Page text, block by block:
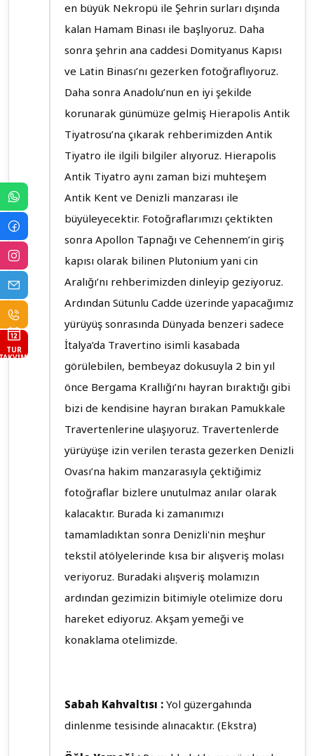
TUR
en büyük Nekropü ile Şehrin surları dışında
kalan Hamam Binası ile başlıyoruz. Daha
sonra şehrin ana caddesi Domityanus Kapısı
ve Latin Binası’nı gezerken fotoğraflıyoruz.
Daha sonra Anadolu’nun en iyi şekilde
korunarak günümüze gelmiş Hierapolis Antik
Tiyatrosu’na çıkarak rehberimizden Antik
Tiyatro ile ilgili bilgiler alıyoruz. Hierapolis
Antik Tiyatro aynı zaman bizi muhteşem
Antik Kent ve Denizli manzarası ile
büyüleyecektir. Fotoğraflarımızı çektikten
sonra Apollon Tapnağı ve Cehennem’in giriş
kapısı olarak bilinen Plutonium yani cin
Aralığı’nı rehberimizden dinleyip geziyoruz.
Ardından Sütunlu Cadde üzerinde yapacağımız
yürüyüş sonrasında Dünyada benzeri sadece
İtalya’da Travertino isimli kasabada
görülebilen, bembeyaz dokusuyla 2 bin yıl
önce Bergama Krallığı’nı hayran bıraktığı gibi
bizi de kendisine hayran bırakan Pamukkale
Travertenlerine ulaşıyoruz. Travertenlerde
yürüyüşe izin verilen terasta gezerken Denizli
Ovası’na hakim manzarasıyla çektiğimiz
fotoğraflar bizlere unutulmaz anılar olarak
kalacaktır. Burada ki zamanımızı
tamamladıktan sonra Denizli'nin meşhur
tekstil atölyelerinde kısa bir alışveriş molası
veriyoruz. Buradaki alışveriş molamızın
ardından gezimizin bitimiyle otelimize doru
hareket ediyoruz. Akşam yemeği ve
konaklama otelimizde.
Sabah Kahvaltısı : Yol güzergahında
dinlenme tesisinde alınacaktır. (Ekstra)